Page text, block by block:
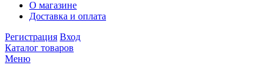
О магазине
Доставка и оплата
Регистрация Вход
Каталог товаров
Меню